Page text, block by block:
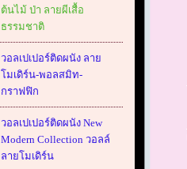
ต้นไม้ ป่า ลายผีเสื้อ
ธรรมชาติ
วอลเปเปอร์ติดผนัง ลาย
โมเดิร์น-พอลสมิท-
กราฟฟิก
วอลเปเปอร์ติดผนัง New
Modern Collection วอลล์
ลายโมเดิร์น